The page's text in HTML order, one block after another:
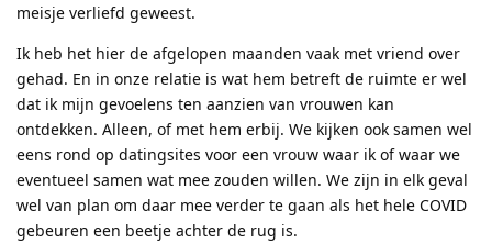
meisje verliefd geweest.
Ik heb het hier de afgelopen maanden vaak met vriend over
gehad. En in onze relatie is wat hem betreft de ruimte er wel
dat ik mijn gevoelens ten aanzien van vrouwen kan
ontdekken. Alleen, of met hem erbij. We kijken ook samen wel
eens rond op datingsites voor een vrouw waar ik of waar we
eventueel samen wat mee zouden willen. We zijn in elk geval
wel van plan om daar mee verder te gaan als het hele COVID
gebeuren een beetje achter de rug is.